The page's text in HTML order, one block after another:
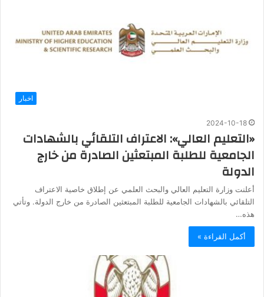
اخبار
2024-10-18
«التعليم العالي»: الاعتراف التلقائي بالشهادات
الجامعية للطلبة المبتعثين الصادرة من خارج
الدولة
أعلنت وزارة التعليم العالي والبحث العلمي عن إطلاق خاصية الاعتراف
التلقائي بالشهادات الجامعية للطلبة المبتعثين الصادرة من خارج الدولة. وتأتي
هذه…
أكمل القراءة »